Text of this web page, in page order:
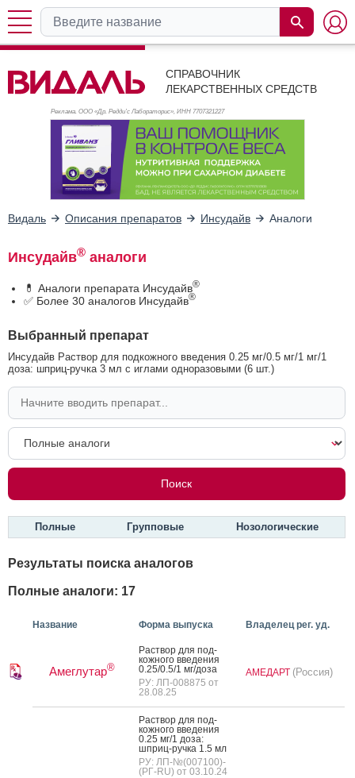
СПРАВОЧНИК
ЛЕКАРСТВЕННЫХ СРЕДСТВ
Реклама. ООО «Др. Редди’с Лабораторис», ИНН 7707321227
Видаль Описания препаратов Инсудайв Аналоги
Инсудайв® аналоги
💊 Аналоги препарата Инсудайв®
✅ Более 30 аналогов Инсудайв®
Выбранный препарат
Инсудайв Раствор для подкожного введения 0.25 мг/0.5 мг/1 мг/1
доза: шприц-ручка 3 мл с иглами одноразовыми (6 шт.)
Полные Групповые Нозологические
Результаты поиска аналогов
Полные аналоги: 17
Название Форма выпуска Владелец рег. уд.
Амеглутар®
Рас­твор для под­
кожно­го вве­дения
0.25/0.5/1 мг/до­за
РУ: ЛП-008875 от
28.08.25
АМЕДАРТ (Россия)
Рас­твор для под­
кожно­го вве­дения
0.25 мг/1 до­за:
шприц-руч­ка 1.5 мл
РУ: ЛП-№(007100)-
(РГ-RU) от 03.10.24